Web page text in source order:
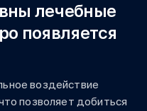
лечебные
появляется
воздействие
позволяет добиться